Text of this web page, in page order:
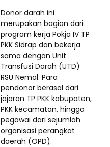
Donor darah ini
merupakan bagian dari
program kerja Pokja IV TP
PKK Sidrap dan bekerja
sama dengan Unit
Transfusi Darah (UTD)
RSU Nemal. Para
pendonor berasal dari
jajaran TP PKK kabupaten,
PKK kecamatan, hingga
pegawai dari sejumlah
organisasi perangkat
daerah (OPD).